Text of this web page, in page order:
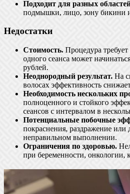
Подходит для разных
подмышки, лицо, зону бикини
Недостатки
Стоимость. Процедура
одного сеанса может
рублей.
Неоднородный результат. На
волосах эффективность
Необходимость нескольких
полноценного и стойкого
сеансов с интервалом в
Потенциальные побочные
покраснения, раздражение
неправильном выполнении.
Ограничения по здоровью.
при беременности, онкологии,